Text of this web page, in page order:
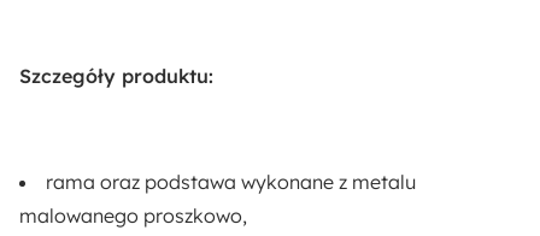
Szczegóły produktu:
rama oraz podstawa wykonane z metalu
malowanego proszkowo,